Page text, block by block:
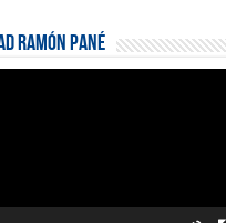
Ramón Pané